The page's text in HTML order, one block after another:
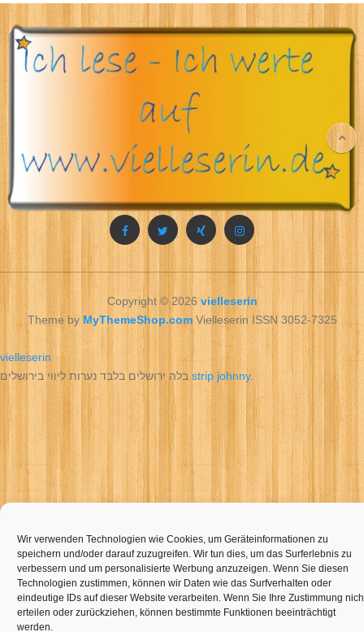
Copyright © 2026vielleserin
Theme by MyThemeShop.comVielleserin ISSN 3052-7325
vielleserin
Wir verwenden Technologien wie Cookies, um Geräteinformationen zu
speichern und/oder darauf zuzugreifen. Wir tun dies, um das Surferlebnis zu
verbessern und um personalisierte Werbung anzuzeigen. Wenn Sie diesen
Technologien zustimmen, können wir Daten wie das Surfverhalten oder
eindeutige IDs auf dieser Website verarbeiten. Wenn Sie Ihre Zustimmung
erteilen oder zurückziehen, können bestimmte Funktionen beeinträchtigt
werden.
בלה ירושלים בלבד נערות ליווי בירושליםstrip johnny.